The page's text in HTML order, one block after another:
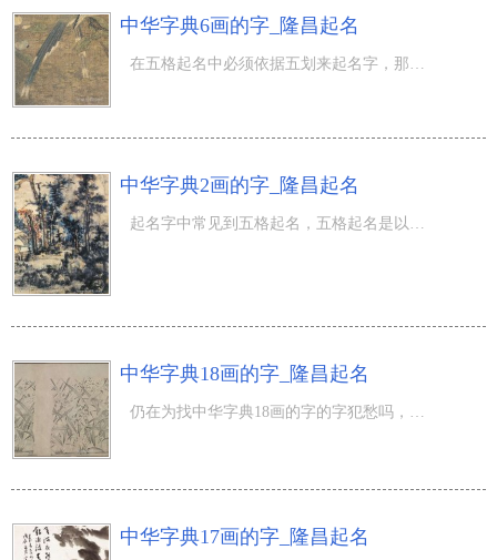
中华字典6画的字_隆昌起名
中华字典2画的字_隆昌起名
中华字典18画的字_隆昌起名
中华字典17画的字_隆昌起名